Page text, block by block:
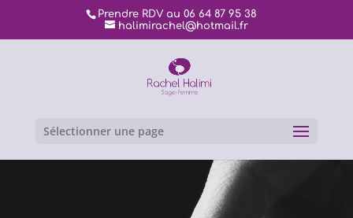
Prendre RDV au 06 64 87 95 38
halimirachel@hotmail.fr
Sélectionner une page